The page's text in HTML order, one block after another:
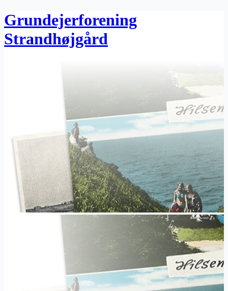
Grundejerforening
Strandhøjgård